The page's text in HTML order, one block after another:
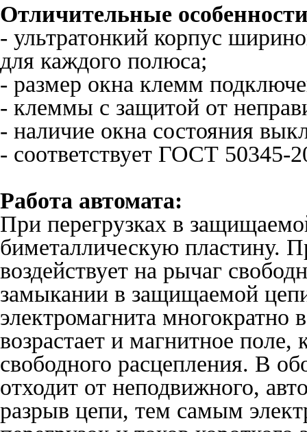
Отличительные
- ультратонкий корпус
для каждого полюса;
- размер окна клемм
- клеммы с защитой от
- наличие окна состояния
- соответствует ГОСТ 50345-
Работа автомата:
При перегрузках в
биметаллическую пластину.
воздействует на рычаг
замыкании в защищаемой
электромагнита многократно
возрастает и магнитное поле,
свободного расцепления. В
отходит от неподвижного,
разрыв цепи, тем самым